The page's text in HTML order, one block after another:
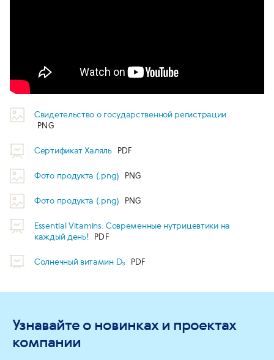
Свидетельство о государственной регистрации
Сертификат Халяль
Фото продукта (.png)
Фото продукта (.png)
Essential Vitamins. Современные нутрицевтики на
каждый день!
Солнечный витамин D₃
Узнавайте о новинках и проектах
компании